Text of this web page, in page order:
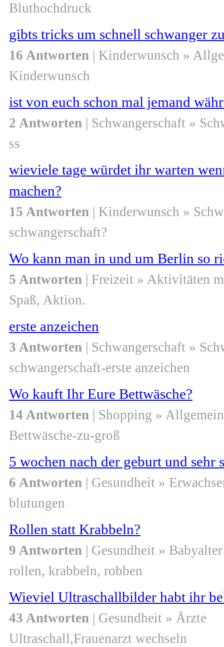
Bluthochdruck
gibts tricks um schnell schwanger
16 Antworten | Kinderwunsch »
Kinderwunsch
ist von euch schon mal jemand
2 Antworten | Schwangerschaft »
ss
wieviele tage würdet ihr warten
machen?
15 Antworten | Kinderwunsch »
schwangerschaft?
Wo kann man in und um Berlin so
5 Antworten | Freizeit » Aktivitäten
Spaß, Aktion.
erste anzeichen
3 Antworten | Schwangerschaft »
schwangerschaft-erste anzeichen
Wo kauft Ihr Eure Bettwäsche?
14 Antworten | Shopping »
Bettwäsche-zu-groß
5 wochen nach der geburt und sehr
6 Antworten | Gesundheit »
blutungen
Rollen statt Krabbeln?
9 Antworten | Gesundheit » Babyalter
rollen, krabbeln, robben
Wieviel Ultraschallbilder habt ihr
43 Antworten | Gesundheit » Ärzte
Ultraschall,Frauenarzt wechseln